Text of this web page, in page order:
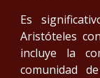
Es
Aristóteles
incluye la
comunidad